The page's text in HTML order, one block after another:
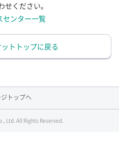
せください。
センター一覧
トトップに戻る
トップへ
Ltd. All Rights Reserved.